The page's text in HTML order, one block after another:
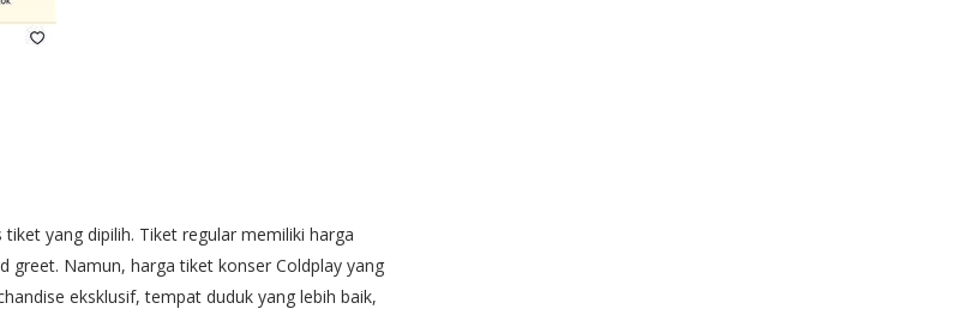
yang dipilih. Tiket regular memiliki harga
greet. Namun, harga tiket konser Coldplay yang
eksklusif, tempat duduk yang lebih baik,